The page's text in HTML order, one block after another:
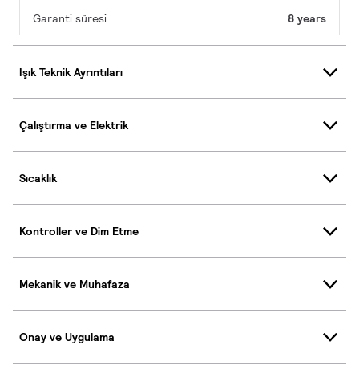
Garanti süresi 8 years
Işık Teknik Ayrıntıları
Çalıştırma ve Elektrik
Sıcaklık
Kontroller ve Dim Etme
Mekanik ve Muhafaza
Onay ve Uygulama